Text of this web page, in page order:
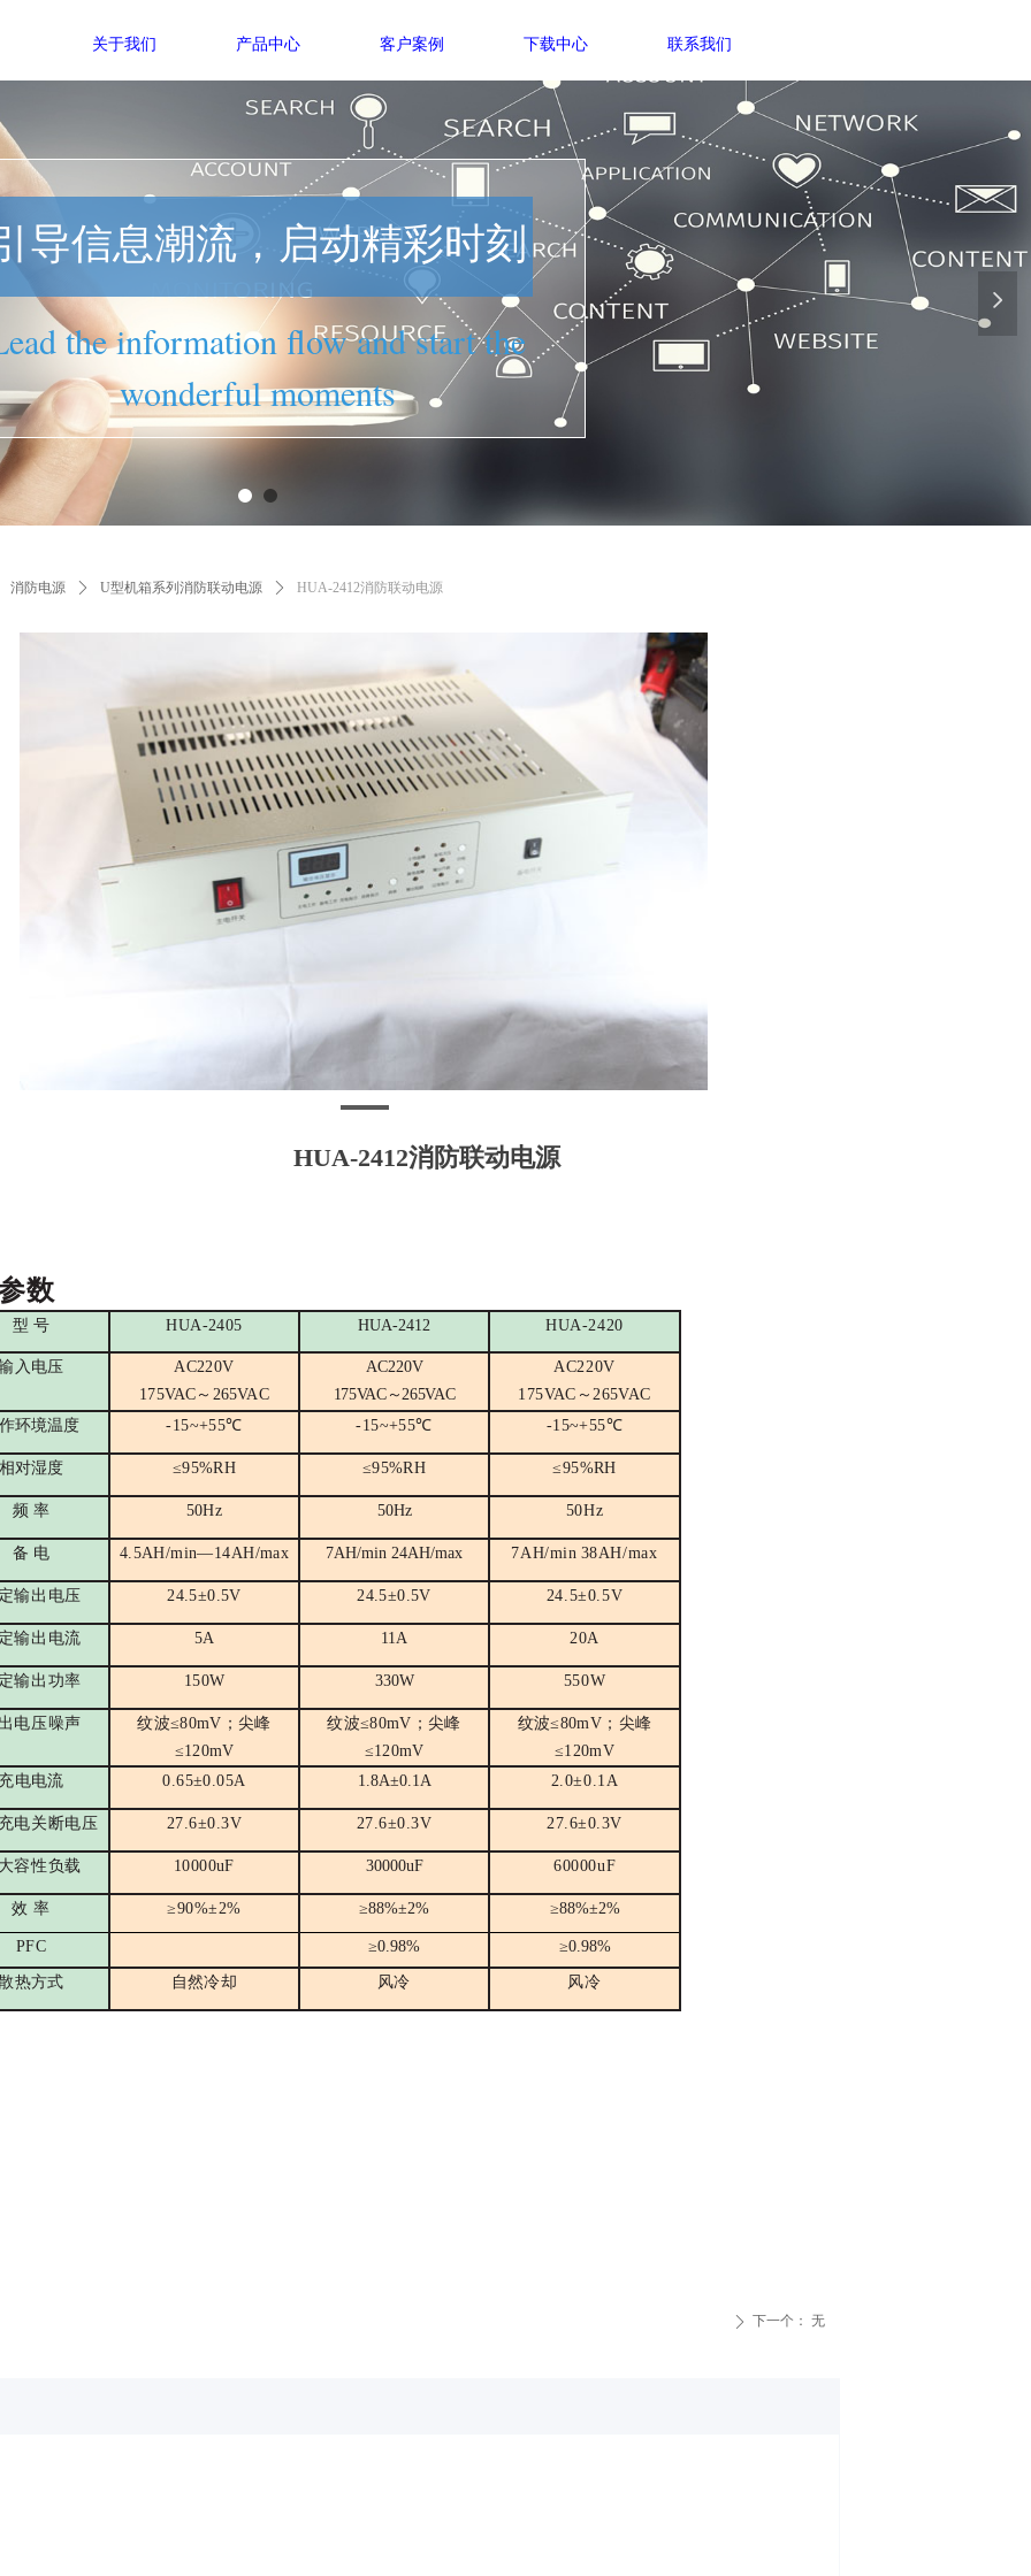
导信息潮流，启动精彩时刻
the information flow and start the
wonderful moments
关于我们 产品中心 客户案例 下载中心 联系我们
넲
消防电源 ꄲ U型机箱系列消防联动电源 ꄲ HUA-2412消防联动电源
HUA-2412消防联动电源
ꄲ 下一个： 无
数
型 号 HUA-2405 HUA-2412 HUA-2420
入电压
AC220V
175VAC ～ 265VAC
AC220V
175VAC～265VAC
AC220V
175VAC ～265VAC
环境温度
-15~+55℃ -15~+55℃ -15~+55℃
相对湿度 ≤95%RH ≤95%RH ≤95%RH
频 率 50Hz 50Hz 50Hz
备 电 4.5AH/min—14AH/max 7AH/min 24AH/max 7AH/min 38AH/max
输出电压 24.5±0.5V 24.5±0.5V 24.5±0.5V
输出电流 5A 11A 20A
输出功率 150W 330W 550W
电压噪声 纹波≤80mV ；尖峰
≤120mV
纹波≤80mV ；尖峰
≤120mV
纹波≤80mV ；尖峰
≤120mV
电电流
0.65±0.05A 1.8A±0.1A 2.0±0.1A
电关断电压 27.6±0.3V 27.6±0.3V 27.6±0.3V
容性负载 10000uF 30000uF 60000uF
效 率 ≥90%±2% ≥88%±2% ≥88%±2%
PFC ≥0.98% ≥0.98%
热方式 自然冷却 风冷 风冷